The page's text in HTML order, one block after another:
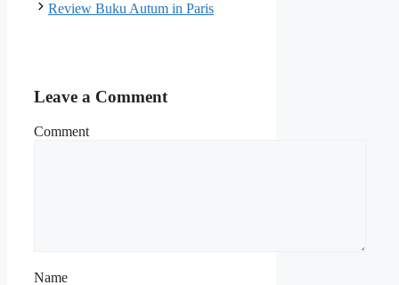
Review Buku Autum in Paris
Leave a Comment
Comment
Name